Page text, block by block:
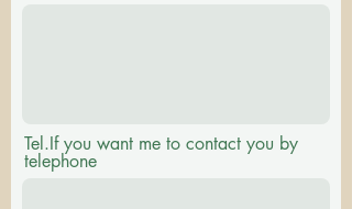
Tel.If you want me to contact you by
telephone